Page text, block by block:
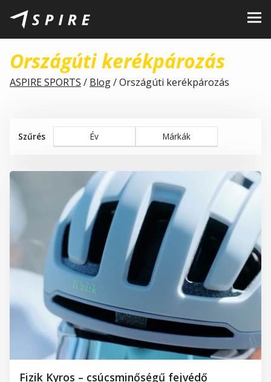
Rólunk
Márkák
Karrier
Blog
Kapcsolat
HU | EN SK| PL
Országúti kerékpározás
ASPIRE SPORTS / Blog/Országúti kerékpározás
Szűrés Év Márkák
Fizik Kyros – csúcsminőségű fejvédő